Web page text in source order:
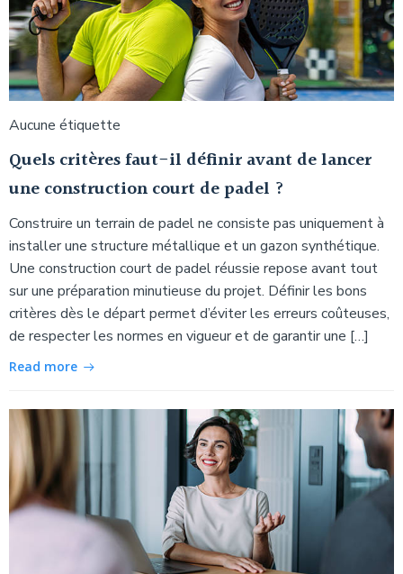
Aucune étiquette
Quels critères faut-il définir avant de lancer
une construction court de padel ?
Construire un terrain de padel ne consiste pas uniquement à
installer une structure métallique et un gazon synthétique.
Une construction court de padel réussie repose avant tout
sur une préparation minutieuse du projet. Définir les bons
critères dès le départ permet d’éviter les erreurs coûteuses,
de respecter les normes en vigueur et de garantir une […]
Read more